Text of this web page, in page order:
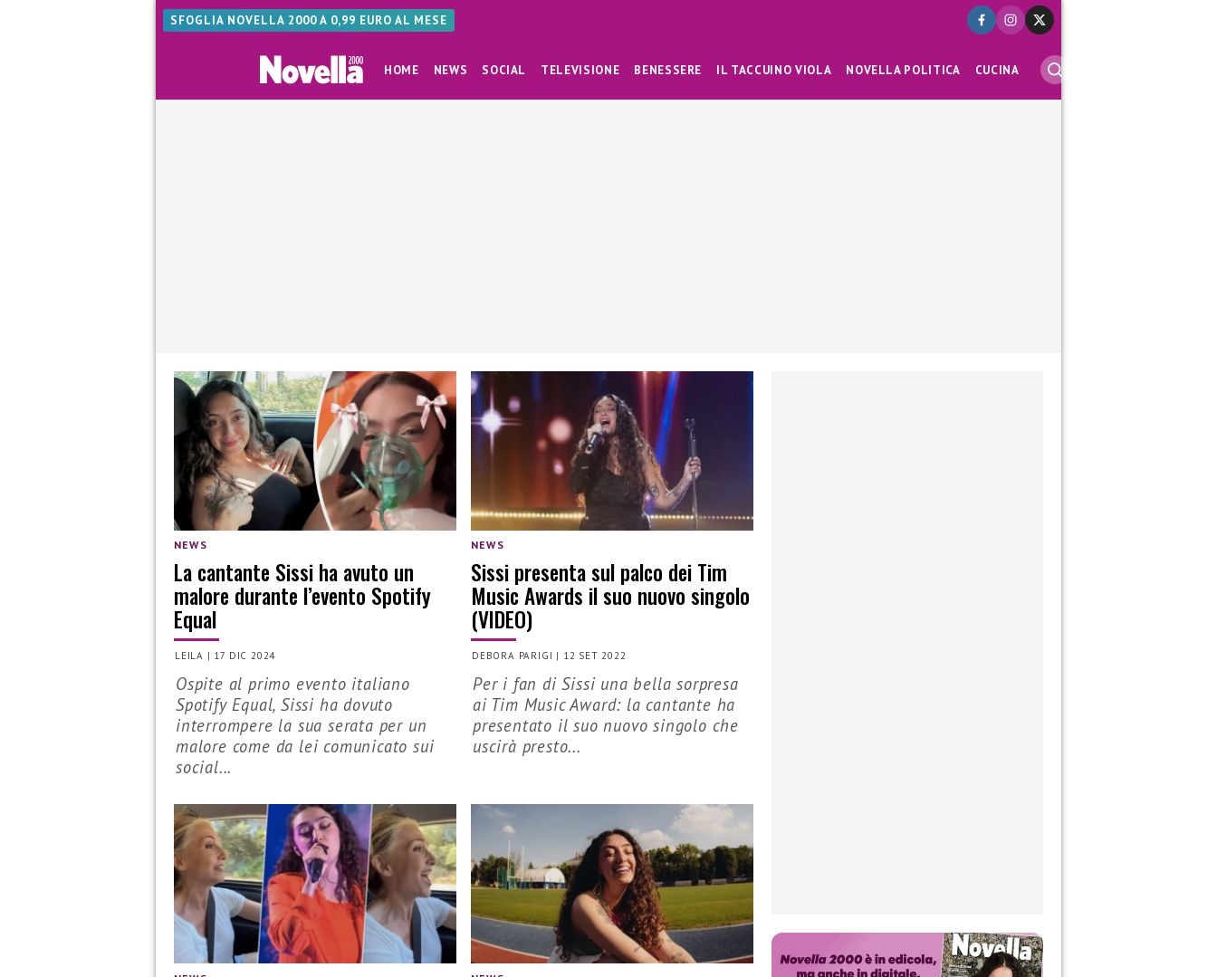
SFOGLIA NOVELLA 2000 A 0,99 EURO AL MESE
HOME NEWS SOCIAL TELEVISIONE BENESSERE IL TACCUINO VIOLA NOVELLA POLITICA CUCINA
NEWS
La cantante Sissi ha avuto un
malore durante l’evento Spotify
Equal
LEILA | 17 DIC 2024
Ospite al primo evento italiano
Spotify Equal, Sissi ha dovuto
interrompere la sua serata per un
malore come da lei comunicato sui
social...
NEWS
Sissi presenta sul palco dei Tim
Music Awards il suo nuovo singolo
(VIDEO)
DEBORA PARIGI | 12 SET 2022
Per i fan di Sissi una bella sorpresa
ai Tim Music Award: la cantante ha
presentato il suo nuovo singolo che
uscirà presto...